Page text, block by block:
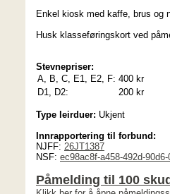
Enkel kiosk med kaffe, brus og
Husk klasseføringskort ved
Stevnepriser:
A, B, C, E1, E2, F: 400 kr
D1, D2:
200 kr
Type leirduer: Ukjent
Innrapportering til forbund:
NJFF: 26JT1387
NSF: ec98ac8f-a458-492d-
Påmelding til 100